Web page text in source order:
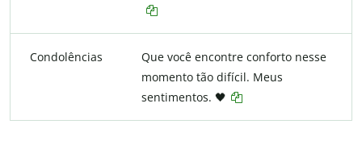
Condolências
Que você encontre conforto nesse
momento tão difícil. Meus
sentimentos. 🖤